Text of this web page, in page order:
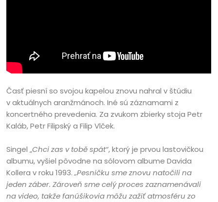
Časť piesní so svojou kapelou znovu nahral v štúdiu
v aktuálnych aranžmánoch. Iné sú záznamami z
koncertného prevedenia. Za zvukom zbierky stoja Petr
Kaláb, Petr Filipský a Filip Vlček.
Singel „Chci zas v tobě spát“, ktorý je prvou lastovičkou
albumu, vyšiel pôvodne na sólovom albume Davida
Kollera v roku 1993.„Pesničku sme znovu natočili na
jeden záber. Zároveň sme celý proces zaznamenávali
na video, takže fanúšikovia môžu zažiť atmosféru zo